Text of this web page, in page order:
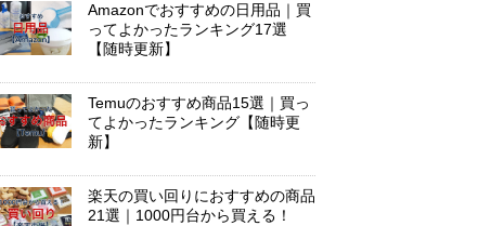
Amazonでおすすめの日用品｜買
ってよかったランキング17選
【随時更新】
Temuのおすすめ商品15選｜買っ
てよかったランキング【随時更
新】
楽天の買い回りにおすすめの商品
21選｜1000円台から買える！